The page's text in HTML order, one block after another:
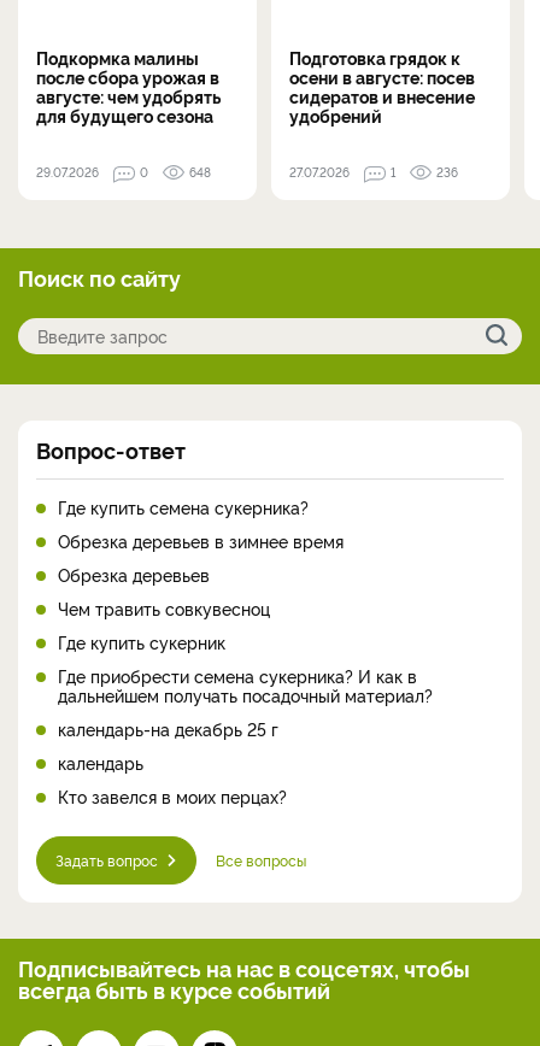
Подкормка малины
после сбора урожая в
августе: чем удобрять
для будущего сезона
29.07.2026 0 648
Подготовка грядок к
осени в августе: посев
сидератов и внесение
удобрений
27.07.2026 1 236
Поиск по сайту
Вопрос-ответ
Где купить семена сукерника?
Обрезка деревьев в зимнее время
Обрезка деревьев
Чем травить совкувесноц
Где купить сукерник
Где приобрести семена сукерника? И как в
дальнейшем получать посадочный материал?
календарь-на декабрь 25 г
календарь
Кто завелся в моих перцах?
Задать вопрос Все вопросы
Подписывайтесь на нас в соцсетях, чтобы
всегдабыть в курсе событий